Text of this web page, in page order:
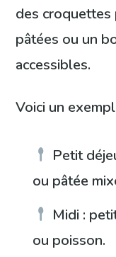
des croquettes
pâtées ou un
accessibles.
Voici un
Petit
ou pâtée
Midi :
ou poisson.